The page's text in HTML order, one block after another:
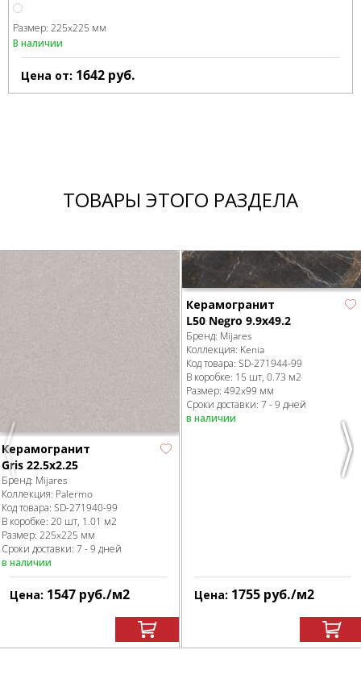
Размер: 225x225 мм
В наличии
Цена от: 1642 руб.
ТОВАРЫ ЭТОГО РАЗДЕЛА
Previous
Керамогранит
Gris 22.5x2.25
Бренд: Mijares
Коллекция: Palermo
Код товара: SD-271940-99
В коробке: 20 шт, 1.01 м2
Размер: 225x225 мм
Сроки доставки: 7 - 9 дней
в наличии
Цена: 1547 руб./м2
Керамогранит
L50 Negro 9.9x49.2
Бренд: Mijares
Коллекция: Kenia
Код товара: SD-271944-99
В коробке: 15 шт, 0.73 м2
Размер: 492x99 мм
Сроки доставки: 7 - 9 дней
в наличии
Цена: 1755 руб./м2